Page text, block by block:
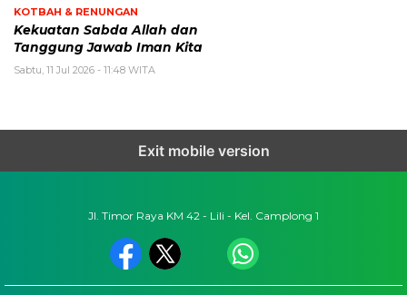
KOTBAH & RENUNGAN
Kekuatan Sabda Allah dan
Tanggung Jawab Iman Kita
Sabtu, 11 Jul 2026 - 11:48 WITA
Exit mobile version
Jl. Timor Raya KM 42 - Lili - Kel. Camplong 1